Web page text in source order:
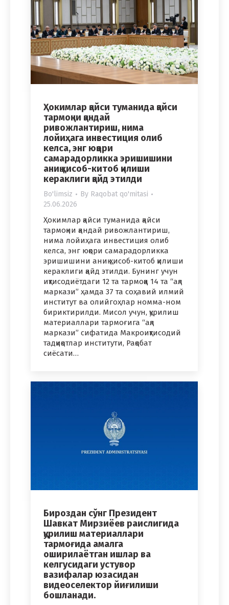
Ҳокимлар қайси туманида қайси
тармоқни қандай
ривожлантириш, нима
лойиҳага инвестиция олиб
келса, энг юқори
самарадорликка эришишини
аниқ ҳисоб-китоб қилиши
кераклиги қайд этилди
Bo'limsiz By Raqobat qo'mitasi
25.06.2026
Ҳокимлар қайси туманида қайси
тармоқни қандай ривожлантириш,
нима лойиҳага инвестиция олиб
келса, энг юқори самарадорликка
эришишини аниқ ҳисоб-китоб қилиши
кераклиги қайд этилди. Бунинг учун
иқтисодиётдаги 12 та тармоққа 14 та “ақл
маркази” ҳамда 37 та соҳавий илмий
институт ва олийгоҳлар номма-ном
бириктирилди. Мисол учун, қурилиш
материаллари тармоғига “ақл
маркази” сифатида Макроиқтисодий
тадқиқотлар институти, Рақобат
сиёсати…
Бироздан сўнг Президент
Шавкат Мирзиёев раислигида
қурилиш материаллари
тармоғида амалга
оширилаётган ишлар ва
келгусидаги устувор
вазифалар юзасидан
видеоселектор йиғилиши
бошланади.